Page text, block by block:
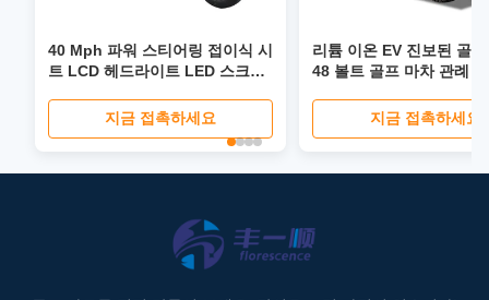
40 Mph 파워 스티어링 접이식 시
트 LCD 헤드라이트 LED 스크린
글로벌 골프 카트
지금 접촉하세요
리튬 이온 EV 진보된 골
48 볼트 골프 마차 관례
지금 접촉하세요